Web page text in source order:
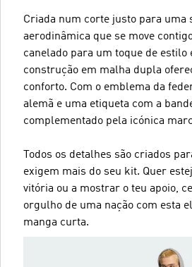
Criada num corte justo para uma
aerodinâmica que se move
canelado para um toque de estilo
construção em malha dupla
conforto. Com o emblema da
alemã e uma etiqueta com a
complementado pela icónica
Todos os detalhes são criados
exigem mais do seu kit. Quer
vitória ou a mostrar o teu apoio,
orgulho de uma nação com esta
manga curta.